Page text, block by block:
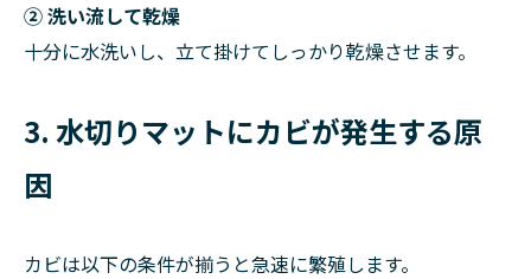
② 洗い流して乾燥
十分に水洗いし、立て掛けてしっかり乾燥させます。
3. 水切りマットにカビが発生する原
因
カビは以下の条件が揃うと急速に繁殖します。